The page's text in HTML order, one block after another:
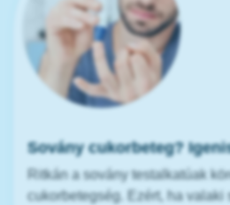
Sovány cukorbeteg?
Ritkán a sovány testalkatúak
cukorbetegség. Ezért, ha valaki